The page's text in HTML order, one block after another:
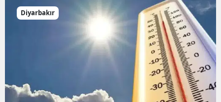
Diyarbakır